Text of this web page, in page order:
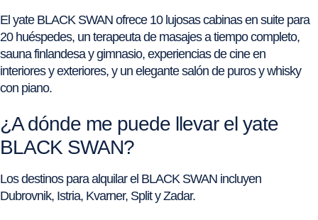
El yate BLACK SWAN ofrece 10 lujosas cabinas en suite para
20 huéspedes, un terapeuta de masajes a tiempo completo,
sauna finlandesa y gimnasio, experiencias de cine en
interiores y exteriores, y un elegante salón de puros y whisky
con piano.
¿A dónde me puede llevar el yate
BLACK SWAN?
Los destinos para alquilar el BLACK SWAN incluyen
Dubrovnik, Istria, Kvarner, Split y Zadar.